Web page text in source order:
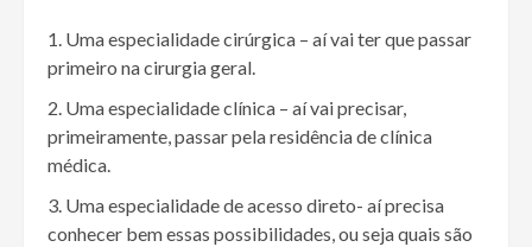
Uma especialidade cirúrgica – aí vai ter que passar
primeiro na cirurgia geral.
Uma especialidade clínica – aí vai precisar,
primeiramente, passar pela residência de clínica
médica.
Uma especialidade de acesso direto- aí precisa
conhecer bem essas possibilidades, ou seja quais são